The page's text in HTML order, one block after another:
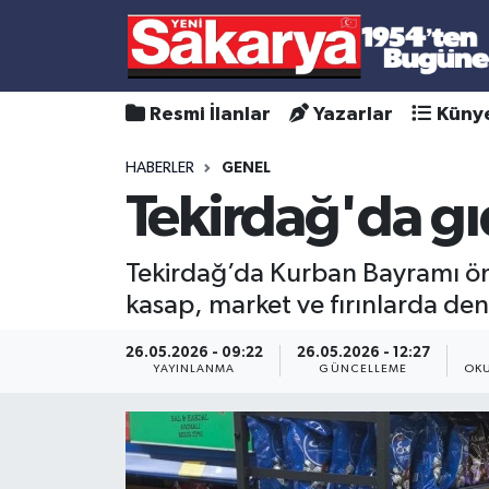
Resmi İlanlar Yazarlar
HABERLER GENEL
Tekirdağ'da
Tekirdağ’da Kurban Bayramı
kasap, market ve fırınlarda
26.05.2026 - 09:22
YAYINLANMA
26.05.2026 - 12:27
GÜNCELLEME